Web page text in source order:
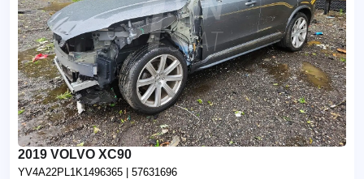
2019 VOLVO XC90
YV4A22PL1K1496365 | 57631696